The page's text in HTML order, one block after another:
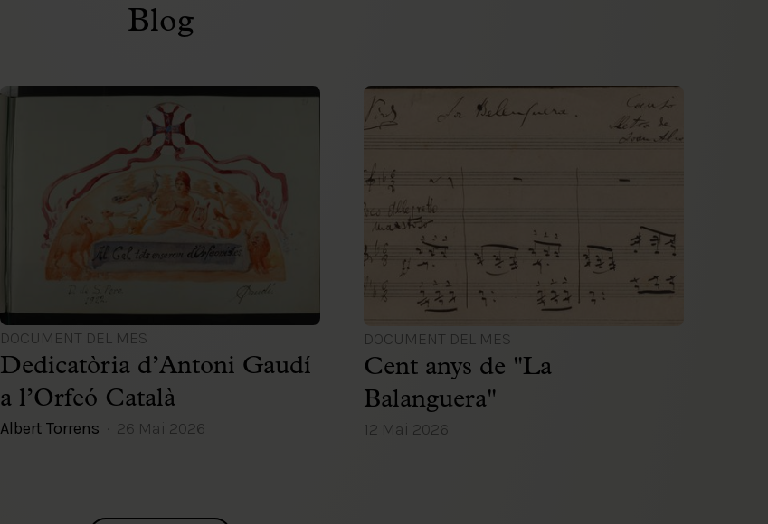
Blog
DOCUMENT DEL MES
Dedicatòria d’Antoni Gaudí
a l’Orfeó Català
Albert Torrens 26 Mai 2026
DOCUMENT DEL MES
Cent anys de "La
Balanguera"
12 Mai 2026